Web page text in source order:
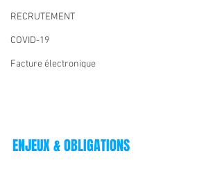
RECRUTEMENT
COVID-19
Facture électronique
ENJEUX & OBLIGATIONS